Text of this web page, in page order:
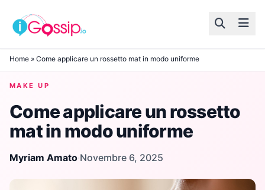
Skip to content
Home » Come applicare un rossetto mat in modo uniforme
MAKE UP
Come applicare un rossetto
mat in modo uniforme
Myriam Amato·Novembre 6, 2025